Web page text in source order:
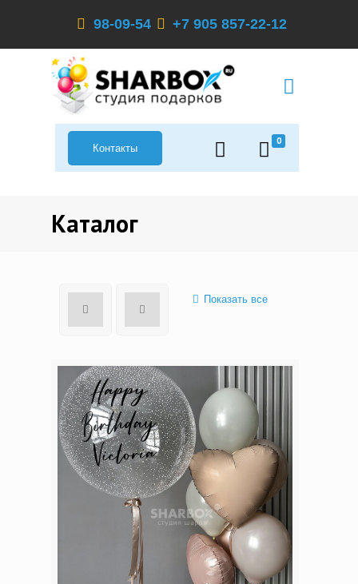
98-09-54 +7 905 857-22-12
0
Контакты
Каталог
Показать все